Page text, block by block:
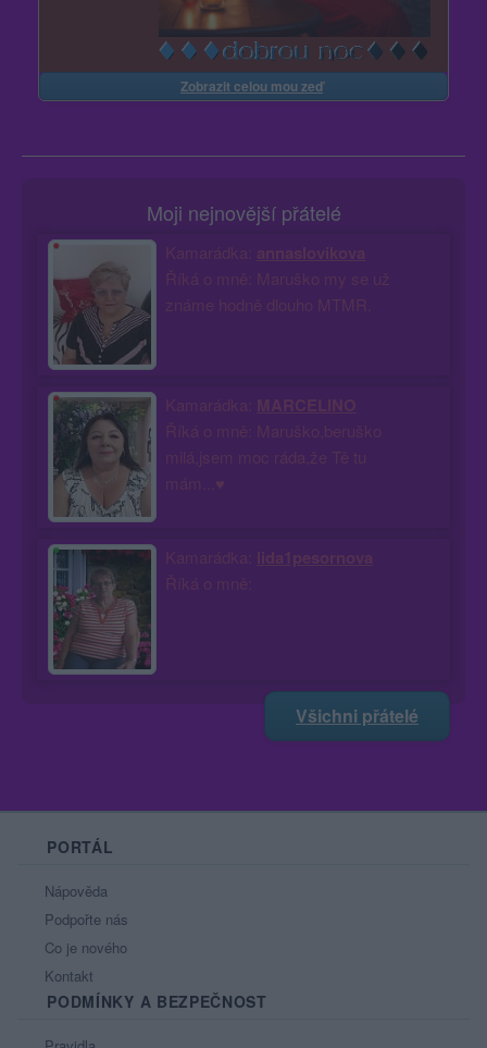
Zobrazit celou mou zeď
Moji nejnovější přátelé
Všichni přátelé
PORTÁL
Nápověda
Podpořte nás
Co je nového
Kontakt
PODMÍNKY A BEZPEČNOST